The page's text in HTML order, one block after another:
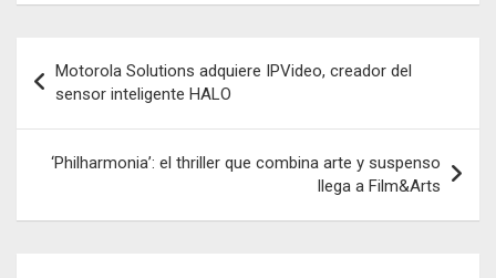
de
entradas
Motorola Solutions adquiere IPVideo, creador del
sensor inteligente HALO
‘Philharmonia’: el thriller que combina arte y suspenso
llega a Film&Arts